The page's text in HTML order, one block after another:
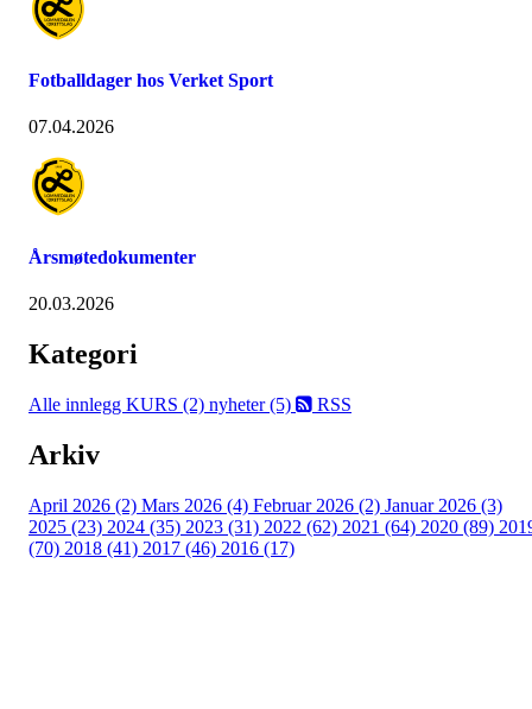
Fotballdager hos Verket Sport
07.04.2026
Årsmøtedokumenter
20.03.2026
Kategori
Alle innlegg KURS (2) nyheter (5) RSS
Arkiv
April 2026 (2) Mars 2026 (4) Februar 2026 (2) Januar 2026 (3)
2025 (23) 2024 (35) 2023 (31) 2022 (62) 2021 (64) 2020 (89)
(70) 2018 (41) 2017 (46) 2016 (17)